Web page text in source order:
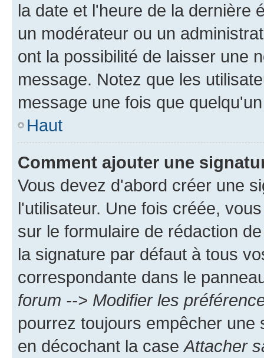
la date et l'heure de la dernière
un modérateur ou un
ont la possibilité de laisser une
message. Notez que les
message une fois que
Haut
Comment ajouter une
Vous devez d'abord créer une
l'utilisateur. Une fois créée,
sur le formulaire de rédaction
la signature par défaut à tous
correspondante dans le
forum --> Modifier les
pourrez toujours empêcher
en décochant la caseAttacher